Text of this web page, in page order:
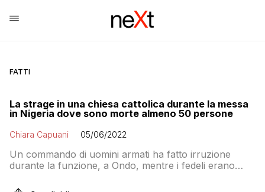
FATTI
La strage in una chiesa cattolica durante la messa
in Nigeria dove sono morte almeno 50 persone
Chiara Capuani 05/06/2022
Un commando di uomini armati ha fatto irruzione
durante la funzione, a Ondo, mentre i fedeli erano